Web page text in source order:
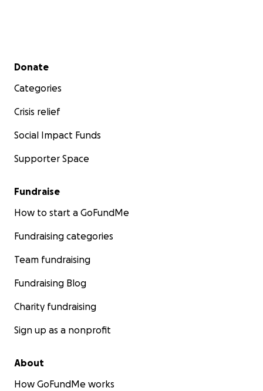
Secondary menu
Donate
Categories
Crisis relief
Social Impact Funds
Supporter Space
Fundraise
How to start a GoFundMe
Fundraising categories
Team fundraising
Fundraising Blog
Charity fundraising
Sign up as a nonprofit
About
How GoFundMe works